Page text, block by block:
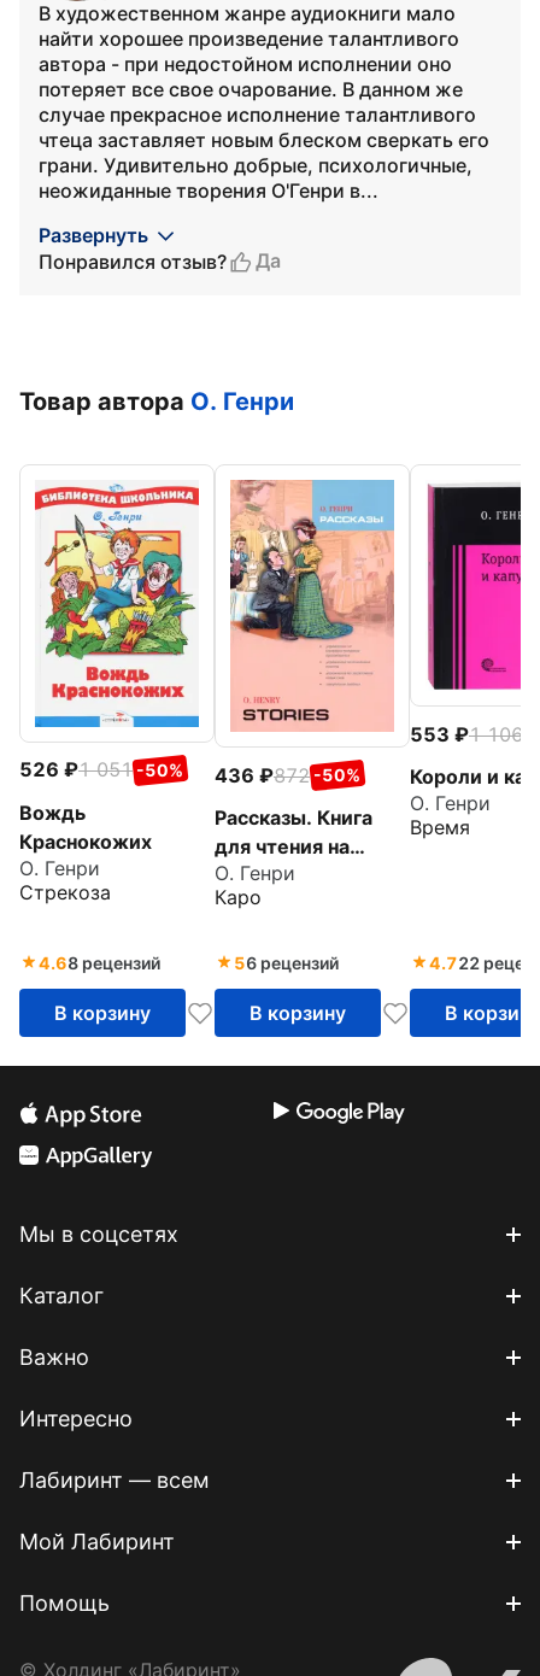
В художественном жанре аудиокниги мало
найти хорошее произведение талантливого
автора - при недостойном исполнении оно
потеряет все свое очарование. В данном же
случае прекрасное исполнение талантливого
чтеца заставляет новым блеском сверкать его
грани. Удивительно добрые, психологичные,
неожиданные творения О'Генри в...
Развернуть
Понравился отзыв?
Да
Товар автора О. Генри
526 1 051 -50%
Вождь
Краснокожих
О. Генри
Стрекоза
4.68 рецензий
В корзину
436 872 -50%
Рассказы. Книга
для чтения на
английском языке с
упражнениями.
О. Генри
Каро
56 рецензий
В корзину
553 1 106
Короли и
О. Генри
Время
4.722
В корзину
Мы в соцсетях
Каталог
Важно
Интересно
Лабиринт — всем
Мой Лабиринт
Помощь
© Холдинг «Лабиринт»